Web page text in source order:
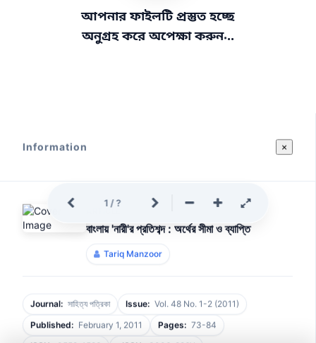
Information ×
ARTICLE
বাংলায় 'নারী'র প্রতিশব্দ : অর্থের সীমা ও ব্যাপ্তি
Tariq Manzoor
Journal: সাহিত্য পত্রিকা Issue: Vol. 48 No. 1-2 (2011)
Published: February 1, 2011 Pages: 73-84
আপনার ফাইলটি প্রস্তুত হচ্ছে
অনুগ্রহ করে অপেক্ষা করুন...
1 /?